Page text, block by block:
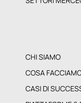
SETTORI
CHI SIAMO
COSA FACCIAMO
CASI DI